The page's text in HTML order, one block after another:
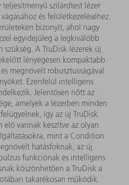
teljesítményű szilárdtest lézer
és felületkezeléséhez.
bizonyít, ahol nagy
egyidejűleg a legkiválóbb
szükség. A TruDisk lézerek új
lényegesen kompaktabb
megnövelt robusztusságával
Ezenfelül intelligens
Jelentősen nőtt az
amelyek a lézerben minden
így az új TruDisk
elő vannak készítve az olyan
mint a Condition
hatásfoknak, az új
funkciónak és intelligens
köszönhetően a TruDisk a
takarékosan működik.